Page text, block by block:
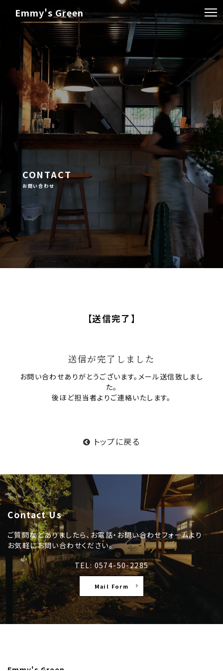
Emmy's Green
CONTACT
お問い合わせ
【送信完了】
送信が完了しました
お問い合わせありがとうございます。メール送信致しまし
た。
後ほど担当者よりご連絡いたします。
トップに戻る
Contact Us
ご質問などありましたら、お電話・お問い合わせフォームより
お気軽にお問い合わせください。
TEL: 0574-50-2285
Mail Form